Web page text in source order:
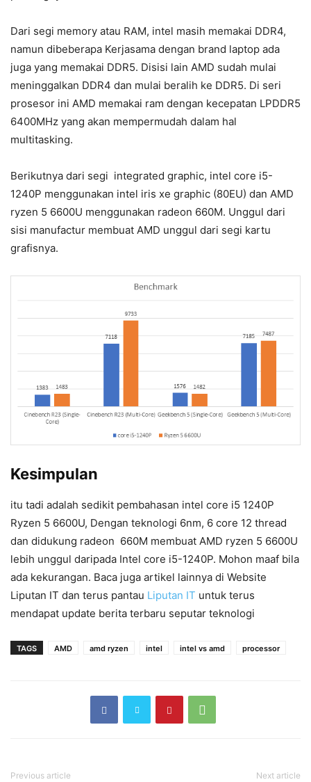
Dari segi memory atau RAM, intel masih memakai DDR4,
namun dibeberapa Kerjasama dengan brand laptop ada
juga yang memakai DDR5. Disisi lain AMD sudah mulai
meninggalkan DDR4 dan mulai beralih ke DDR5. Di seri
prosesor ini AMD memakai ram dengan kecepatan LPDDR5
6400MHz yang akan mempermudah dalam hal
multitasking.
Berikutnya dari segi integrated graphic, intel core i5-
1240P menggunakan intel iris xe graphic (80EU) dan AMD
ryzen 5 6600U menggunakan radeon 660M. Unggul dari
sisi manufactur membuat AMD unggul dari segi kartu
grafisnya.
Kesimpulan
itu tadi adalah sedikit pembahasan intel core i5 1240P
Ryzen 5 6600U, Dengan teknologi 6nm, 6 core 12 thread
dan didukung radeon 660M membuat AMD ryzen 5 6600U
lebih unggul daripada Intel core i5-1240P. Mohon maaf bila
ada kekurangan. Baca juga artikel lainnya di Website
Liputan IT dan terus pantau Liputan IT untuk terus
mendapat update berita terbaru seputar teknologi
TAGS AMD amd ryzen intel intel vs amd processor
Previous article Next article